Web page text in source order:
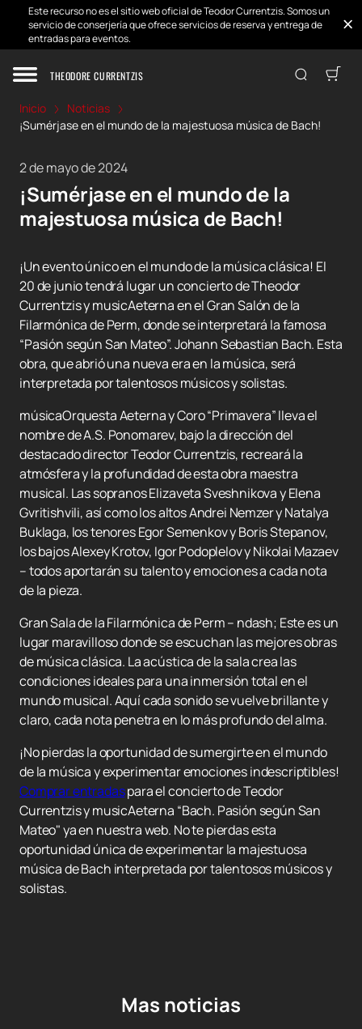
Este recurso no es el sitio web oficial de Teodor Currentzis. Somos un
servicio de conserjería que ofrece servicios de reserva y entrega de
entradas para eventos.
THEODORE CURRENTZIS
Inicio
Noticias
¡Sumérjase en el mundo de la majestuosa música de Bach!
2 de mayo de 2024
¡Sumérjase en el mundo de la
majestuosa música de Bach!
¡Un evento único en el mundo de la música clásica! El
20 de junio tendrá lugar un concierto de Theodor
Currentzis y musicAeterna en el Gran Salón de la
Filarmónica de Perm, donde se interpretará la famosa
“Pasión según San Mateo”. Johann Sebastian Bach. Esta
obra, que abrió una nueva era en la música, será
interpretada por talentosos músicos y solistas.
músicaOrquesta Aeterna y Coro “Primavera” lleva el
nombre de A.S. Ponomarev, bajo la dirección del
destacado director Teodor Currentzis, recreará la
atmósfera y la profundidad de esta obra maestra
musical. Las sopranos Elizaveta Sveshnikova y Elena
Gvritishvili, así como los altos Andrei Nemzer y Natalya
Buklaga, los tenores Egor Semenkov y Boris Stepanov,
los bajos Alexey Krotov, Igor Podoplelov y Nikolai Mazaev
– todos aportarán su talento y emociones a cada nota
de la pieza.
Gran Sala de la Filarmónica de Perm – ndash; Este es un
lugar maravilloso donde se escuchan las mejores obras
de música clásica. La acústica de la sala crea las
condiciones ideales para una inmersión total en el
mundo musical. Aquí cada sonido se vuelve brillante y
claro, cada nota penetra en lo más profundo del alma.
¡No pierdas la oportunidad de sumergirte en el mundo
de la música y experimentar emociones indescriptibles!
Comprar entradaspara el concierto de Teodor
Currentzis y musicAeterna “Bach. Pasión según San
Mateo" ya en nuestra web. No te pierdas esta
oportunidad única de experimentar la majestuosa
música de Bach interpretada por talentosos músicos y
solistas.
Mas noticias